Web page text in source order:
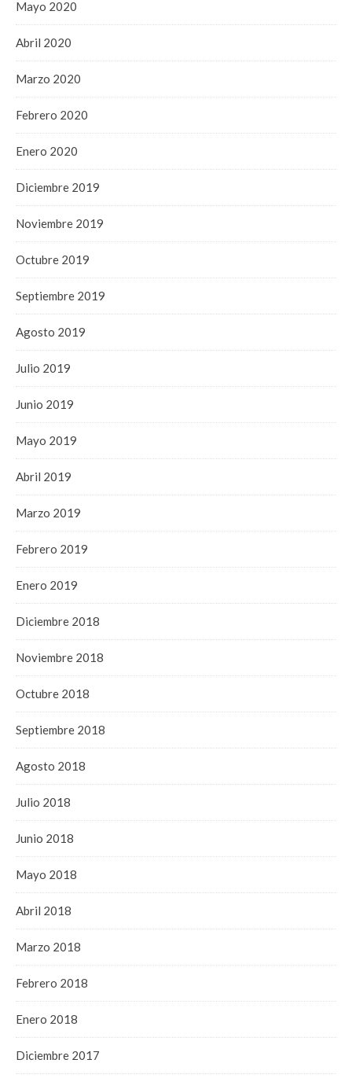
Mayo 2020
Abril 2020
Marzo 2020
Febrero 2020
Enero 2020
Diciembre 2019
Noviembre 2019
Octubre 2019
Septiembre 2019
Agosto 2019
Julio 2019
Junio 2019
Mayo 2019
Abril 2019
Marzo 2019
Febrero 2019
Enero 2019
Diciembre 2018
Noviembre 2018
Octubre 2018
Septiembre 2018
Agosto 2018
Julio 2018
Junio 2018
Mayo 2018
Abril 2018
Marzo 2018
Febrero 2018
Enero 2018
Diciembre 2017